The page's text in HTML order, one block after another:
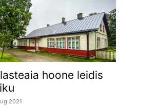
hoone leidis
2021